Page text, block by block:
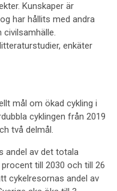
Kunskaper är
har hållits med andra
enkäter
mål om ökad cykling i
cyklingen från 2019
två delmål.
andel av det totala
till 2030 och till 26
cykelresornas andel av